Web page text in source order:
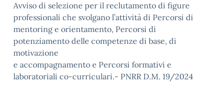
Avviso di selezione per il reclutamento di figure
professionali che svolgano l’attività di Percorsi di
mentoring e orientamento, Percorsi di
potenziamento delle competenze di base, di
motivazione
e accompagnamento e Percorsi formativi e
laboratoriali co-curriculari.- PNRR D.M. 19/2024